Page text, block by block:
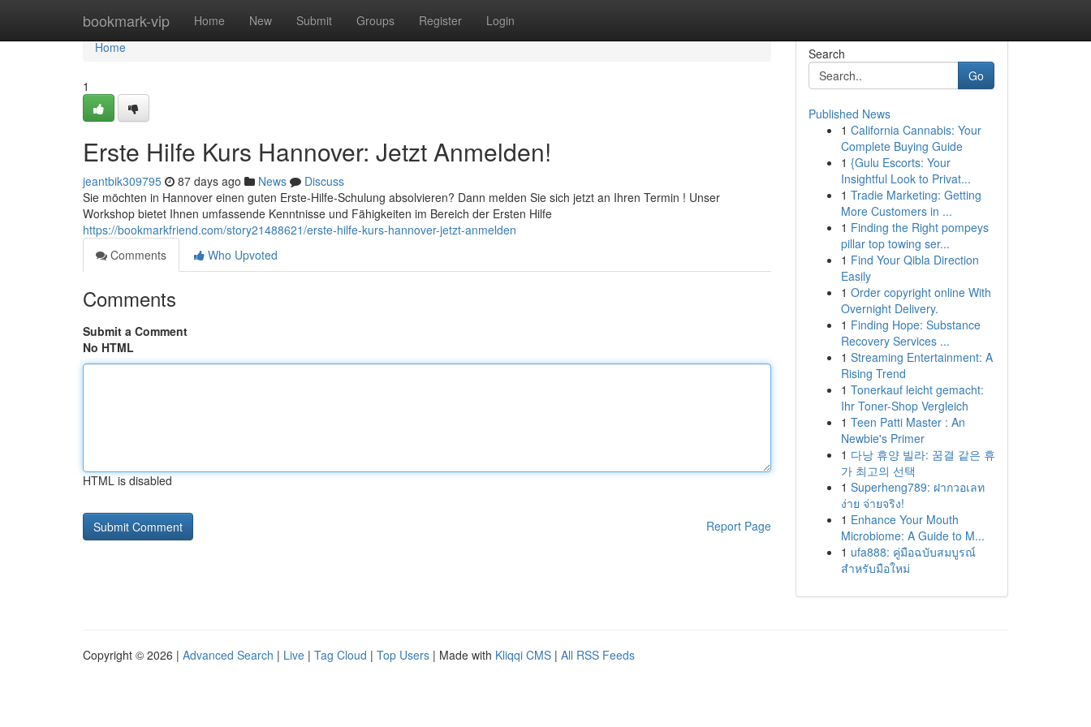
bookmark-vip Home New Submit Groups Register Login
Home
Home
1
Erste Hilfe Kurs Hannover: Jetzt Anmelden!
jeantbik309795 87 days ago News
Discuss
Sie möchten in Hannover einen guten Erste-Hilfe-Schulung absolvieren? Dann melden Sie sich jetzt an Ihren Termin ! Unser
Workshop bietet Ihnen umfassende Kenntnisse und Fähigkeiten im Bereich der Ersten Hilfe
https://bookmarkfriend.com/story21488621/erste-hilfe-kurs-hannover-jetzt-anmelden
Comments
Who Upvoted
Comments
Submit a Comment
No HTML
HTML is disabled
Report Page
Search
Go
Published News
1 California Cannabis: Your
Complete Buying Guide
1 {Gulu Escorts: Your
Insightful Look to Privat...
1 Tradie Marketing: Getting
More Customers in ...
1 Finding the Right pompeys
pillar top towing ser...
1 Find Your Qibla Direction
Easily
1 Order copyright online With
Overnight Delivery.
1 Finding Hope: Substance
Recovery Services ...
1 Streaming Entertainment: A
Rising Trend
1 Tonerkauf leicht gemacht:
Ihr Toner-Shop Vergleich
1 Teen Patti Master : An
Newbie's Primer
1 다낭 휴양 빌라: 꿈결 같은 휴
가 최고의 선택
1 Superheng789: ฝากวอเลท
ง่าย จ่ายจริง!
1 Enhance Your Mouth
Microbiome: A Guide to M...
1 ufa888: คู่มือฉบับสมบูรณ์
สำหรับมือใหม่
Copyright © 2026 | Advanced Search | Live | Tag Cloud | Top Users | Made with Kliqqi CMS | All RSS Feeds